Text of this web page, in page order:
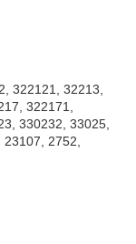
322121, 32213,
322171,
330232, 33025,
2752,